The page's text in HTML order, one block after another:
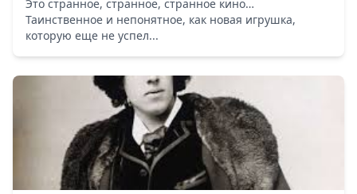
Это странное, странное, странное кино…
Таинственное и непонятное, как новая игрушка,
которую еще не успел...